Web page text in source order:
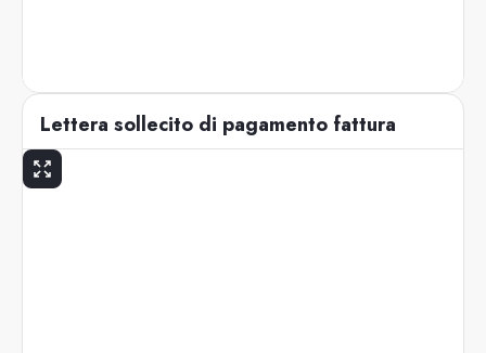
Lettera sollecito di pagamento fattura